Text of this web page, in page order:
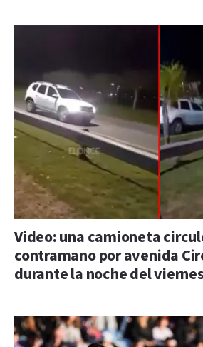
Video: una camioneta
contramano por avenida
durante la noche del